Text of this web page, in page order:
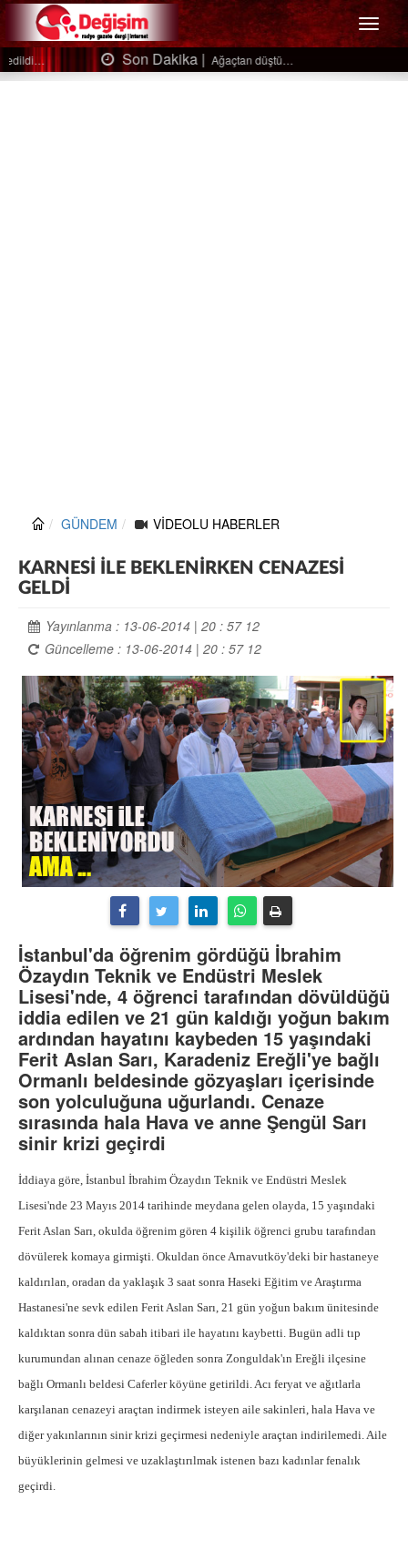
Menü
Son Dakika | Ağaçtan düştü…
GÜNDEM VİDEOLU HABERLER
KARNESİ İLE BEKLENİRKEN CENAZESİ
GELDİ
Yayınlanma : 13-06-2014 | 20 : 57 12
Güncelleme : 13-06-2014 | 20 : 57 12
İstanbul'da öğrenim gördüğü İbrahim
Özaydın Teknik ve Endüstri Meslek
Lisesi'nde, 4 öğrenci tarafından dövüldüğü
iddia edilen ve 21 gün kaldığı yoğun bakım
ardından hayatını kaybeden 15 yaşındaki
Ferit Aslan Sarı, Karadeniz Ereğli'ye bağlı
Ormanlı beldesinde gözyaşları içerisinde
son yolculuğuna uğurlandı. Cenaze
sırasında hala Hava ve anne Şengül Sarı
sinir krizi geçirdi
İddiaya göre, İstanbul İbrahim Özaydın Teknik ve Endüstri Meslek
Lisesi'nde 23 Mayıs 2014 tarihinde meydana gelen olayda, 15 yaşındaki
Ferit Aslan Sarı, okulda öğrenim gören 4 kişilik öğrenci grubu tarafından
dövülerek komaya girmişti. Okuldan önce Arnavutköy'deki bir hastaneye
kaldırılan, oradan da yaklaşık 3 saat sonra Haseki Eğitim ve Araştırma
Hastanesi'ne sevk edilen Ferit Aslan Sarı, 21 gün yoğun bakım ünitesinde
kaldıktan sonra dün sabah itibari ile hayatını kaybetti. Bugün adli tıp
kurumundan alınan cenaze öğleden sonra Zonguldak'ın Ereğli ilçesine
bağlı Ormanlı beldesi Caferler köyüne getirildi. Acı feryat ve ağıtlarla
karşılanan cenazeyi araçtan indirmek isteyen aile sakinleri, hala Hava ve
diğer yakınlarının sinir krizi geçirmesi nedeniyle araçtan indirilemedi. Aile
büyüklerinin gelmesi ve uzaklaştırılmak istenen bazı kadınlar fenalık
geçirdi.